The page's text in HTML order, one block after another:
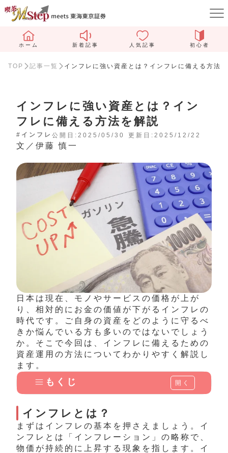
ホーム 新着記事 人気記事 初心者
TOP 記事一覧 インフレに強い資産とは？インフレに備える方法
インフレに強い資産とは？イン
フレに備える方法を解説
#インフレ 公開日:2025/05/30 更新日:2025/12/22
文／伊藤 慎一
日本は現在、モノやサービスの価格が上が
り、相対的にお金の価値が下がるインフレの
時代です。ご自身の資産をどのように守るべ
きか悩んでいる方も多いのではないでしょう
か。そこで今回は、インフレに備えるための
資産運用の方法についてわかりやすく解説し
ます。
もくじ 開く
インフレとは？
まずはインフレの基本を押さえましょう。イ
ンフレとは「インフレーション」の略称で、
物価が持続的に上昇する現象を指します。イ